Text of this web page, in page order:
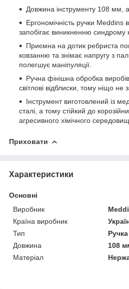
Довжина інструменту 108 мм,
Ергономічність ручки Meddins
запобігає виникненню синдрому
Приємна на дотик ребриста
ковзанню та знімає напругу з
полегшує маніпуляції.
Ручна фінішна обробка
світлові відблиски, тому ніщо не
Інструмент виготовлений із
сталі, а тому стійкий до
агресивного хімічного
Приховати
Характеристики
Основні
Виробник
Країна виробник
Тип
Ручка
Довжина
108
Матеріал